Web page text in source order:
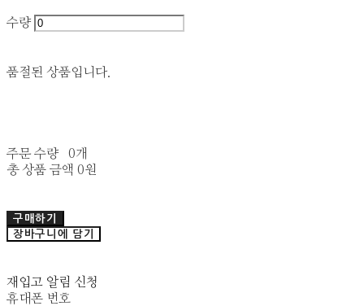
수량
품절된 상품입니다.
주문 수량
0개
총 상품 금액 0원
구매하기
장바구니에 담기
재입고 알림 신청
휴대폰 번호